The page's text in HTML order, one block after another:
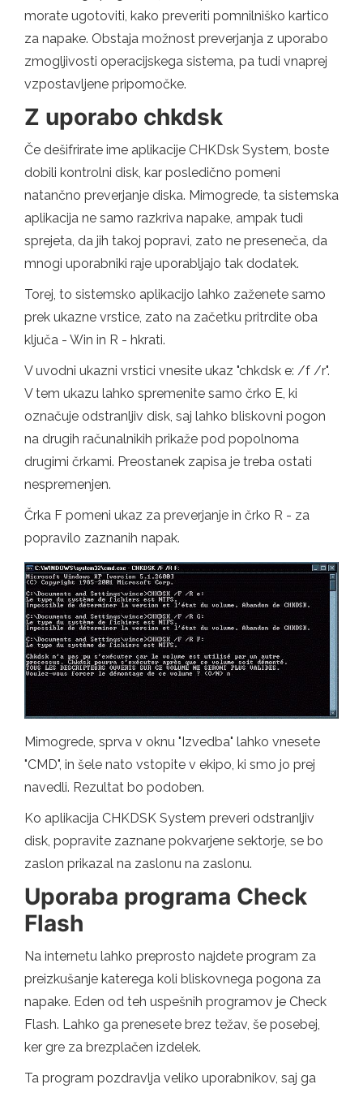
morate ugotoviti, kako preveriti pomnilniško kartico
za napake. Obstaja možnost preverjanja z uporabo
zmogljivosti operacijskega sistema, pa tudi vnaprej
vzpostavljene pripomočke.
Z uporabo chkdsk
Če dešifrirate ime aplikacije CHKDsk System, boste
dobili kontrolni disk, kar posledično pomeni
natančno preverjanje diska. Mimogrede, ta sistemska
aplikacija ne samo razkriva napake, ampak tudi
sprejeta, da jih takoj popravi, zato ne preseneča, da
mnogi uporabniki raje uporabljajo tak dodatek.
Torej, to sistemsko aplikacijo lahko zaženete samo
prek ukazne vrstice, zato na začetku pritrdite oba
ključa - Win in R - hkrati.
V uvodni ukazni vrstici vnesite ukaz "chkdsk e: /f /r".
V tem ukazu lahko spremenite samo črko E, ki
označuje odstranljiv disk, saj lahko bliskovni pogon
na drugih računalnikih prikaže pod popolnoma
drugimi črkami. Preostanek zapisa je treba ostati
nespremenjen.
Črka F pomeni ukaz za preverjanje in črko R - za
popravilo zaznanih napak.
Mimogrede, sprva v oknu "Izvedba" lahko vnesete
"CMD", in šele nato vstopite v ekipo, ki smo jo prej
navedli. Rezultat bo podoben.
Ko aplikacija CHKDSK System preveri odstranljiv
disk, popravite zaznane pokvarjene sektorje, se bo
zaslon prikazal na zaslonu na zaslonu.
Uporaba programa Check
Flash
Na internetu lahko preprosto najdete program za
preizkušanje katerega koli bliskovnega pogona za
napake. Eden od teh uspešnih programov je Check
Flash. Lahko ga prenesete brez težav, še posebej,
ker gre za brezplačen izdelek.
Ta program pozdravlja veliko uporabnikov, saj ga